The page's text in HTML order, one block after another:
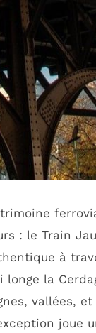
: le Train
à
la
vallées,
joue